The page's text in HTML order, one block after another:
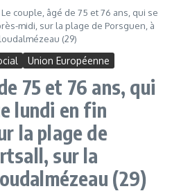
Le couple, âgé de 75 et 76 ans, qui se
midi, sur la plage de Porsguen, à
(29)
Union Européenne
75 et 76 ans, qui
lundi en fin
la plage de
sur la
(29)